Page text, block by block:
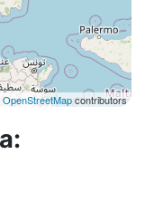
OpenStreetMapcontributors